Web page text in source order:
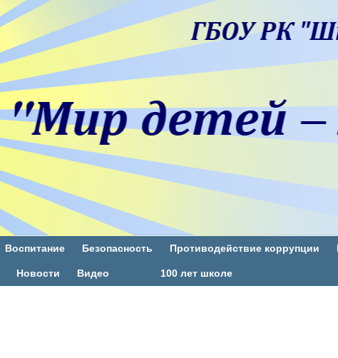
Воспитание Безопасность Противодействие коррупции
Новости Видео 100 лет школе